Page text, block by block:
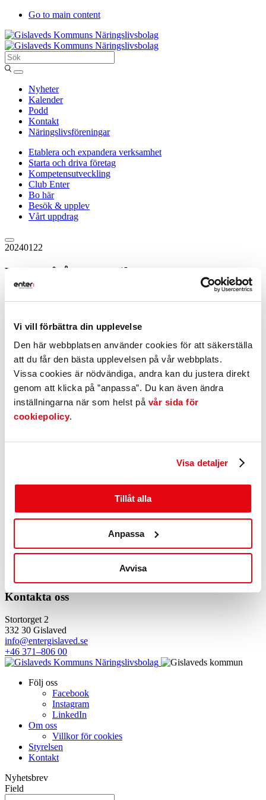
Vi vill förbättra din upplevelse
Den här webbplatsen använder cookies för att säkerställa
att du får den bästa upplevelsen på vår webbplats.
Vissa cookies är nödvändiga, andra kan du justera direkt
genom att klicka på ”anpassa”. Du kan även ändra
inställningarna när som helst på vår sida för
cookiepolicy.
Visa detaljer
Tillåt alla
Anpassa
Avvisa
Go to main content
Sök
Entergislaved
Nyheter
Kalender
Podd
Kontakt
Näringslivsföreningar
Etablera och expandera verksamhet
Starta och driva företag
Kompetensutveckling
Club Enter
Bo här
Besök & upplev
Vårt uppdrag
20240122
Rösta på Årets Butik 2024
med Näringslivsgalan den 12 april på Restaurang Höganloft.
De nominerade är:
HotBox Burgers, Gislaved
ICA Supermarket, Anderstorp
Stadium Outlet, Gislaved
Tilia Trädgård, Smålandsstenar
Läs nomineringarna och rösta här
Du kan rösta fram till och med den 11 februari
Snabblänkar
Starta företag Kompetensutveckling
Kontakta oss
Stortorget 2
332 30 Gislaved
info@entergislaved.se
+46 371–806 00
Följ oss
Facebook
Instagram
LinkedIn
Om oss
Villkor för cookies
Styrelsen
Kontakt
Nyhetsbrev
Field